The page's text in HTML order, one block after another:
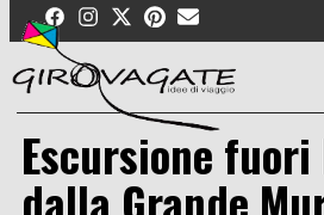
content
Escursione fuori